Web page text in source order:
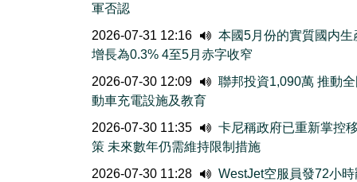
軍否認
2026-07-31 12:16
本國5月份的實質國内生
增長為0.3% 4至5月赤字收窄
2026-07-30 12:09
聯邦投資1,090萬 推動
動車充電設施及教育
2026-07-30 11:35
卡尼稱政府已重新掌控
策 未來數年仍需維持限制措施
2026-07-30 11:28
WestJet空服員發72小